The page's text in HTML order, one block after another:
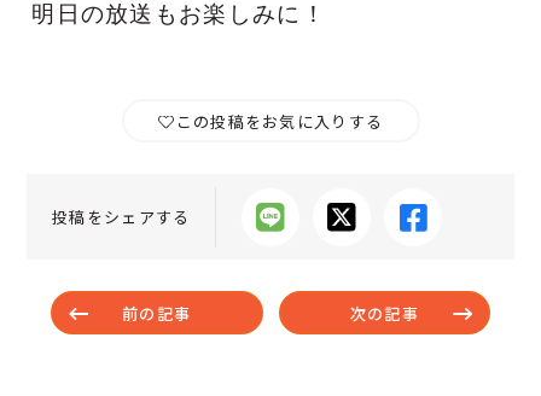
明日の放送もお楽しみに！
この投稿をお気に入りする
投稿をシェアする
前の記事 次の記事